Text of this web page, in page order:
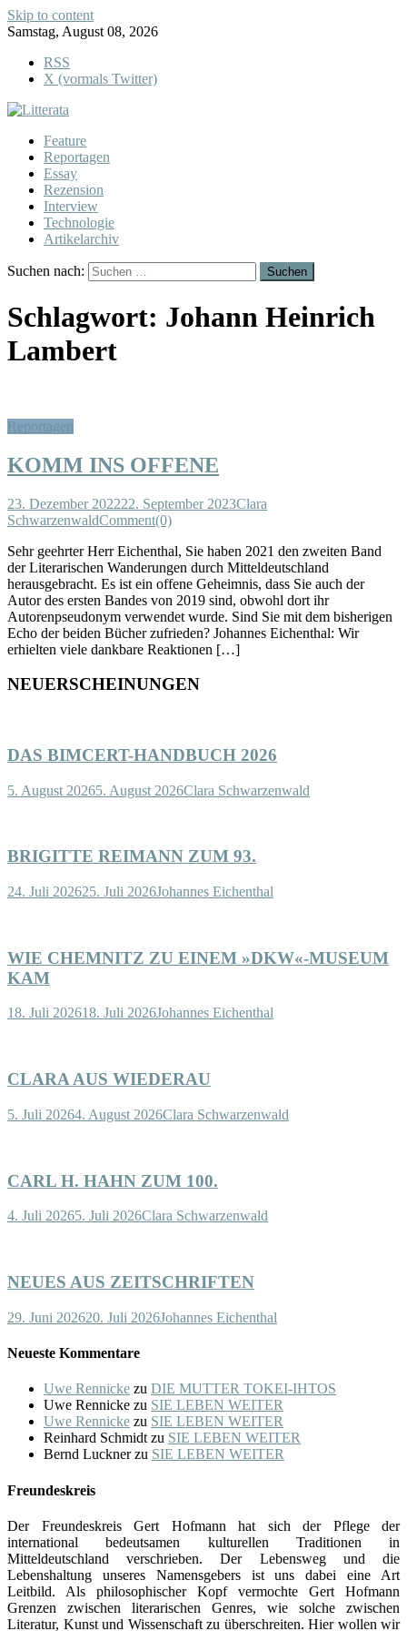
Skip to content
Samstag, August 08, 2026
RSS
X (vormals Twitter)
Feature
Reportagen
Essay
Rezension
Interview
Technologie
Artikelarchiv
Suchen nach:
Schlagwort: Johann Heinrich
Lambert
Reportagen
KOMM INS OFFENE
23. Dezember 202222. September 2023Clara
SchwarzenwaldComment(0)
Sehr geehrter Herr Eichenthal, Sie haben 2021 den zweiten Band
der Literarischen Wanderungen durch Mitteldeutschland
herausgebracht. Es ist ein offene Geheimnis, dass Sie auch der
Autor des ersten Bandes von 2019 sind, obwohl dort ihr
Autorenpseudonym verwendet wurde. Sind Sie mit dem bisherigen
Echo der beiden Bücher zufrieden? Johannes Eichenthal: Wir
erhielten viele dankbare Reaktionen […]
NEUERSCHEINUNGEN
DAS BIMCERT-HANDBUCH 2026
5. August 20265. August 2026Clara Schwarzenwald
BRIGITTE REIMANN ZUM 93.
24. Juli 202625. Juli 2026Johannes Eichenthal
WIE CHEMNITZ ZU EINEM »DKW«-MUSEUM
KAM
18. Juli 202618. Juli 2026Johannes Eichenthal
CLARA AUS WIEDERAU
5. Juli 20264. August 2026Clara Schwarzenwald
CARL H. HAHN ZUM 100.
4. Juli 20265. Juli 2026Clara Schwarzenwald
NEUES AUS ZEITSCHRIFTEN
29. Juni 202620. Juli 2026Johannes Eichenthal
Neueste Kommentare
Uwe Rennicke zu DIE MUTTER TOKEI-IHTOS
Uwe Rennicke zu SIE LEBEN WEITER
Uwe Rennicke zu SIE LEBEN WEITER
Reinhard Schmidt zu SIE LEBEN WEITER
Bernd Lucknerzu SIE LEBEN WEITER
Freundeskreis
Der Freundeskreis Gert Hofmann hat sich der Pflege der
international bedeutsamen kulturellen Traditionen in
Mitteldeutschland verschrieben. Der Lebensweg und die
Lebenshaltung unseres Namensgebers ist uns dabei eine Art
Leitbild. Als philosophischer Kopf vermochte Gert Hofmann
Grenzen zwischen literarischen Genres, wie solche zwischen
Literatur, Kunst und Wissenschaft zu überschreiten. Hier wollen wir